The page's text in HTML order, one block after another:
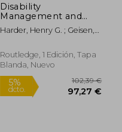
Disability
Management and
Workplace
Integration:
Research Findings
(en Inglés)
Harder, Henry G. ; Geisen,
Routledge, 1 Edición, Tapa
Blanda, Nuevo